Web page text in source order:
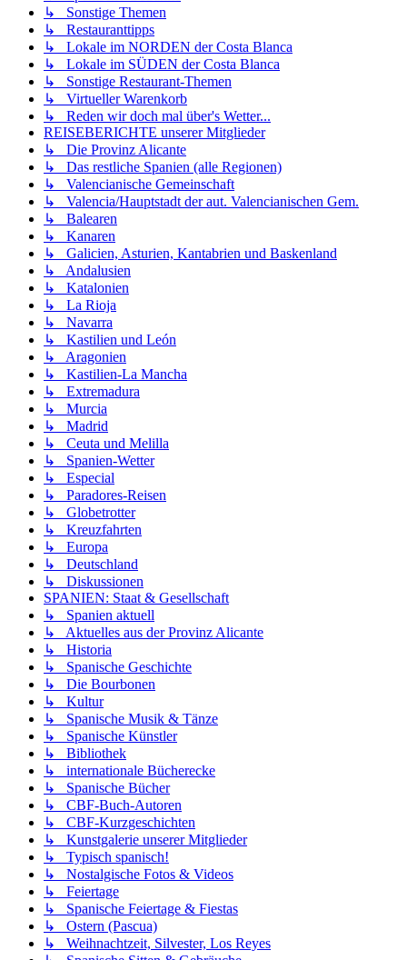
↳ Sonstige Themen
↳ Restauranttipps
↳ Lokale im NORDEN der Costa Blanca
↳ Lokale im SÜDEN der Costa Blanca
↳ Sonstige Restaurant-Themen
↳ Virtueller Warenkorb
↳ Reden wir doch mal über's Wetter...
REISEBERICHTE unserer Mitglieder
↳ Die Provinz Alicante
↳ Das restliche Spanien (alle Regionen)
↳ Valencianische Gemeinschaft
↳ Valencia/Hauptstadt der aut. Valencianischen Gem.
↳ Balearen
↳ Kanaren
↳ Galicien, Asturien, Kantabrien und Baskenland
↳ Andalusien
↳ Katalonien
↳ La Rioja
↳ Navarra
↳ Kastilien und León
↳ Aragonien
↳ Kastilien-La Mancha
↳ Extremadura
↳ Murcia
↳ Madrid
↳ Ceuta und Melilla
↳ Spanien-Wetter
↳ Especial
↳ Paradores-Reisen
↳ Globetrotter
↳ Kreuzfahrten
↳ Europa
↳ Deutschland
↳ Diskussionen
SPANIEN: Staat & Gesellschaft
↳ Spanien aktuell
↳ Aktuelles aus der Provinz Alicante
↳ Historia
↳ Spanische Geschichte
↳ Die Bourbonen
↳ Kultur
↳ Spanische Musik & Tänze
↳ Spanische Künstler
↳ Bibliothek
↳ internationale Bücherecke
↳ Spanische Bücher
↳ CBF-Buch-Autoren
↳ CBF-Kurzgeschichten
↳ Kunstgalerie unserer Mitglieder
↳ Typisch spanisch!
↳ Nostalgische Fotos & Videos
↳ Feiertage
↳ Spanische Feiertage & Fiestas
↳ Ostern (Pascua)
↳ Weihnachtzeit, Silvester, Los Reyes